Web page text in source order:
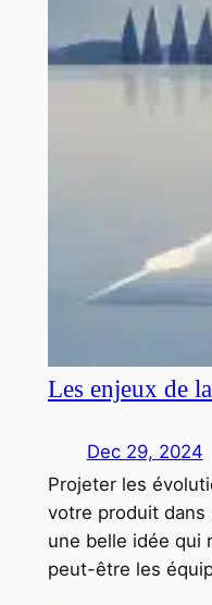
Les enjeux de
Dec 29, 2024
Projeter les
votre produit dans
une belle idée qui
peut-être les